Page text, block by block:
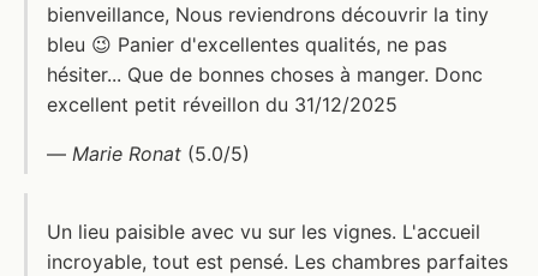
bienveillance, Nous reviendrons découvrir la tiny
bleu 😉 Panier d'excellentes qualités, ne pas
hésiter... Que de bonnes choses à manger. Donc
excellent petit réveillon du 31/12/2025
— Marie Ronat (5.0/5)
Un lieu paisible avec vu sur les vignes. L'accueil
incroyable, tout est pensé. Les chambres parfaites